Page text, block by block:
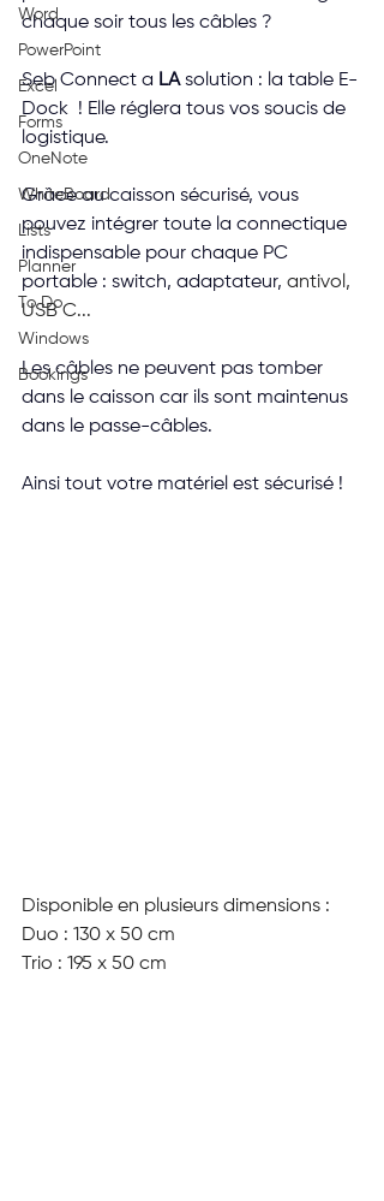
Word
PowerPoint
Excel
Forms
OneNote
WhiteBoard
Lists
Planner
To Do
Windows
Bookings
chaque soir tous les câbles ?
Seb Connect a LA solution : la table E-
Dock  ! Elle réglera tous vos soucis de
logistique.
Grâce au caisson sécurisé, vous
pouvez intégrer toute la connectique
indispensable pour chaque PC
portable : switch, adaptateur, antivol,
USB C...
Les câbles ne peuvent pas tomber
dans le caisson car ils sont maintenus
dans le passe-câbles.
Ainsi tout votre matériel est sécurisé !
Disponible en plusieurs dimensions :
Duo : 130 x 50 cm
Trio : 195 x 50 cm